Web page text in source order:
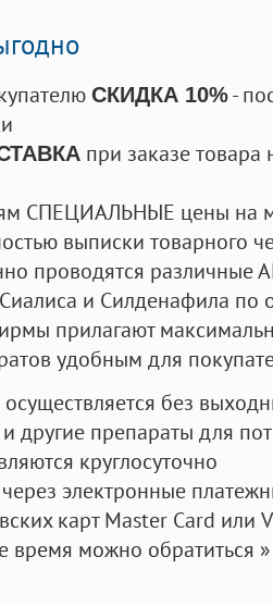
СКИДКА 10%-
при заказе
СПЕЦИАЛЬНЫЕ цены на
выписки товарного
проводятся
и Силденафила по
прилагают
удобным для
без
другие препараты для
круглосуточно
электронные
карт Master Card или
время можно обратиться